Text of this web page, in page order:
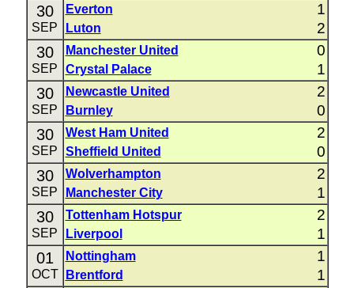
30
SEP
Everton 1
Luton 2
30
SEP
Manchester United 0
Crystal Palace 1
30
SEP
Newcastle United 2
Burnley 0
30
SEP
West Ham United 2
Sheffield United 0
30
SEP
Wolverhampton 2
Manchester City 1
30
SEP
Tottenham Hotspur 2
Liverpool 1
01
OCT
Nottingham 1
Brentford 1